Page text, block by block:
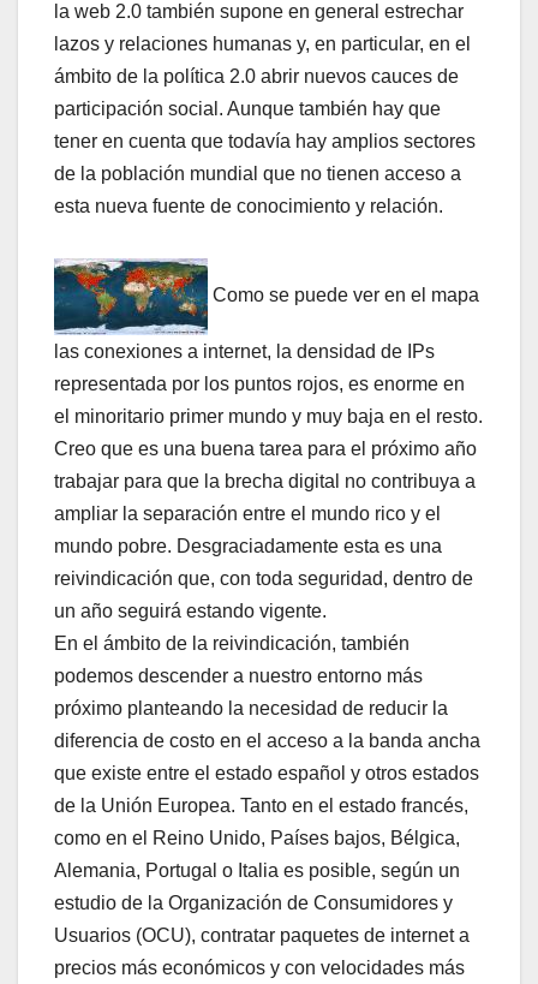
la web 2.0 también supone en general estrechar
lazos y relaciones humanas y, en particular, en el
ámbito de la polí­tica 2.0 abrir nuevos cauces de
participación social. Aunque también hay que
tener en cuenta que todaví­a hay amplios sectores
de la población mundial que no tienen acceso a
esta nueva fuente de conocimiento y relación.
Como se puede ver en el mapa
las conexiones a internet, la densidad de IPs
representada por los puntos rojos, es enorme en
el minoritario primer mundo y muy baja en el resto.
Creo que es una buena tarea para el próximo año
trabajar para que la brecha digital no contribuya a
ampliar la separación entre el mundo rico y el
mundo pobre. Desgraciadamente esta es una
reivindicación que, con toda seguridad, dentro de
un año seguirá estando vigente.
En el ámbito de la reivindicación, también
podemos descender a nuestro entorno más
próximo planteando la necesidad de reducir la
diferencia de costo en el acceso a la banda ancha
que existe entre el estado español y otros estados
de la Unión Europea. Tanto en el estado francés,
como en el Reino Unido, Paí­ses bajos, Bélgica,
Alemania, Portugal o Italia es posible, según un
estudio de la Organización de Consumidores y
Usuarios (OCU), contratar paquetes de internet a
precios más económicos y con velocidades más